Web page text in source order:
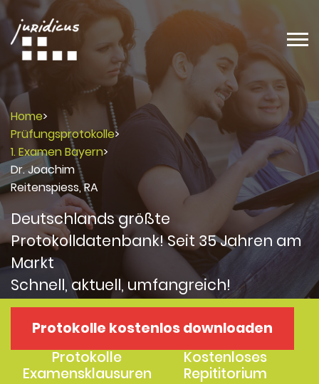
Home>
Prüfungsprotokolle>
1. Examen Bayern>
Dr. Joachim
Reitenspiess, RA
Deutschlands größte
Protokolldatenbank! Seit 35 Jahren am
Markt
Schnell, aktuell, umfangreich!
Protokolle kostenlos downloaden
1. Examen
2. Examen
Protokolle
Examensklausuren
Kostenloses
Repititorium